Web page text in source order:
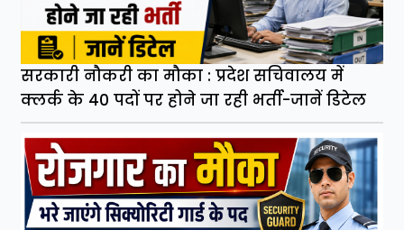
सरकारी नौकरी का मौका : प्रदेश सचिवालय में
क्लर्क के 40 पदों पर होने जा रही भर्ती-जानें डिटेल